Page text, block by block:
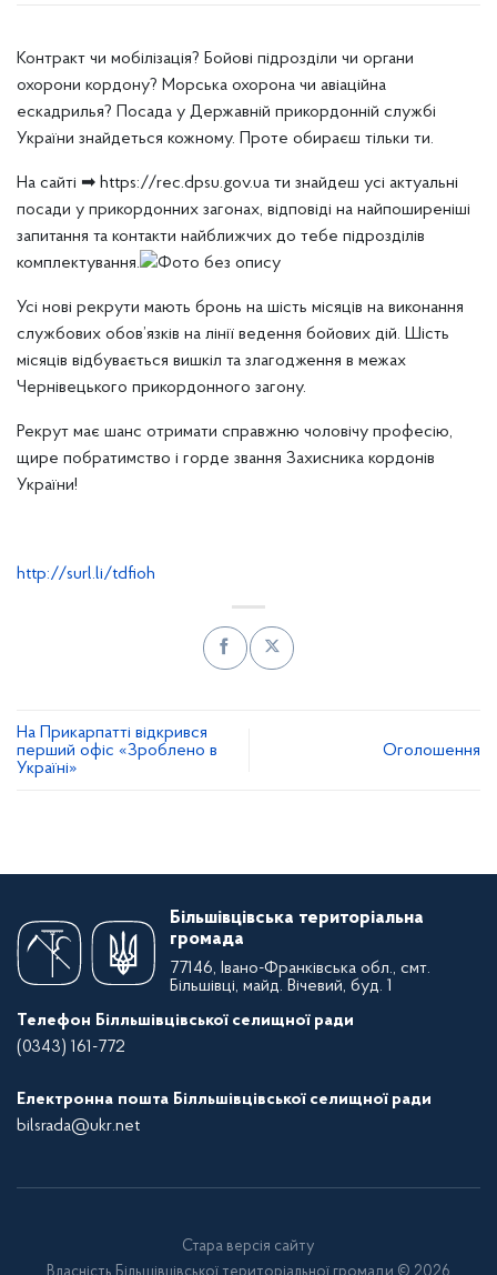
Контракт чи мобілізація? Бойові підрозділи чи органи
охорони кордону? Морська охорона чи авіаційна
ескадрилья? Посада у Державній прикордонній службі
України знайдеться кожному. Проте обираєш тільки ти.
На сайті ➡ https://rec.dpsu.gov.ua ти знайдеш усі актуальні
посади у прикордонних загонах, відповіді на найпоширеніші
запитання та контакти найближчих до тебе підрозділів
комплектування.
Усі нові рекрути мають бронь на шість місяців на виконання
службових обов’язків на лінії ведення бойових дій. Шість
місяців відбувається вишкіл та злагодження в межах
Чернівецького прикордонного загону.
Рекрут має шанс отримати справжню чоловічу професію,
щире побратимство і горде звання Захисника кордонів
України!
http://surl.li/tdfioh
На Прикарпатті відкрився
перший офіс «Зроблено в
Україні»
Оголошення
Більшівцівська територіальна
громада
77146, Івано-Франківська обл., смт.
Більшівці, майд. Вічевий, буд. 1
Телефон Білльшівцівської селищної ради
(0343) 161-772
Електронна пошта Білльшівцівської селищної ради
bilsrada@ukr.net
Стара версія сайту